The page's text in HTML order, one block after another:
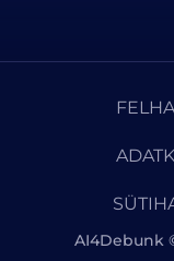
AI4Debunk